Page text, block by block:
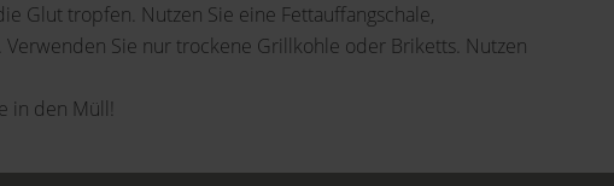
Glut tropfen. Nutzen Sie eine Fettauffangschale,
Sie nur trockene Grillkohle oder Briketts. Nutzen
in den Müll!